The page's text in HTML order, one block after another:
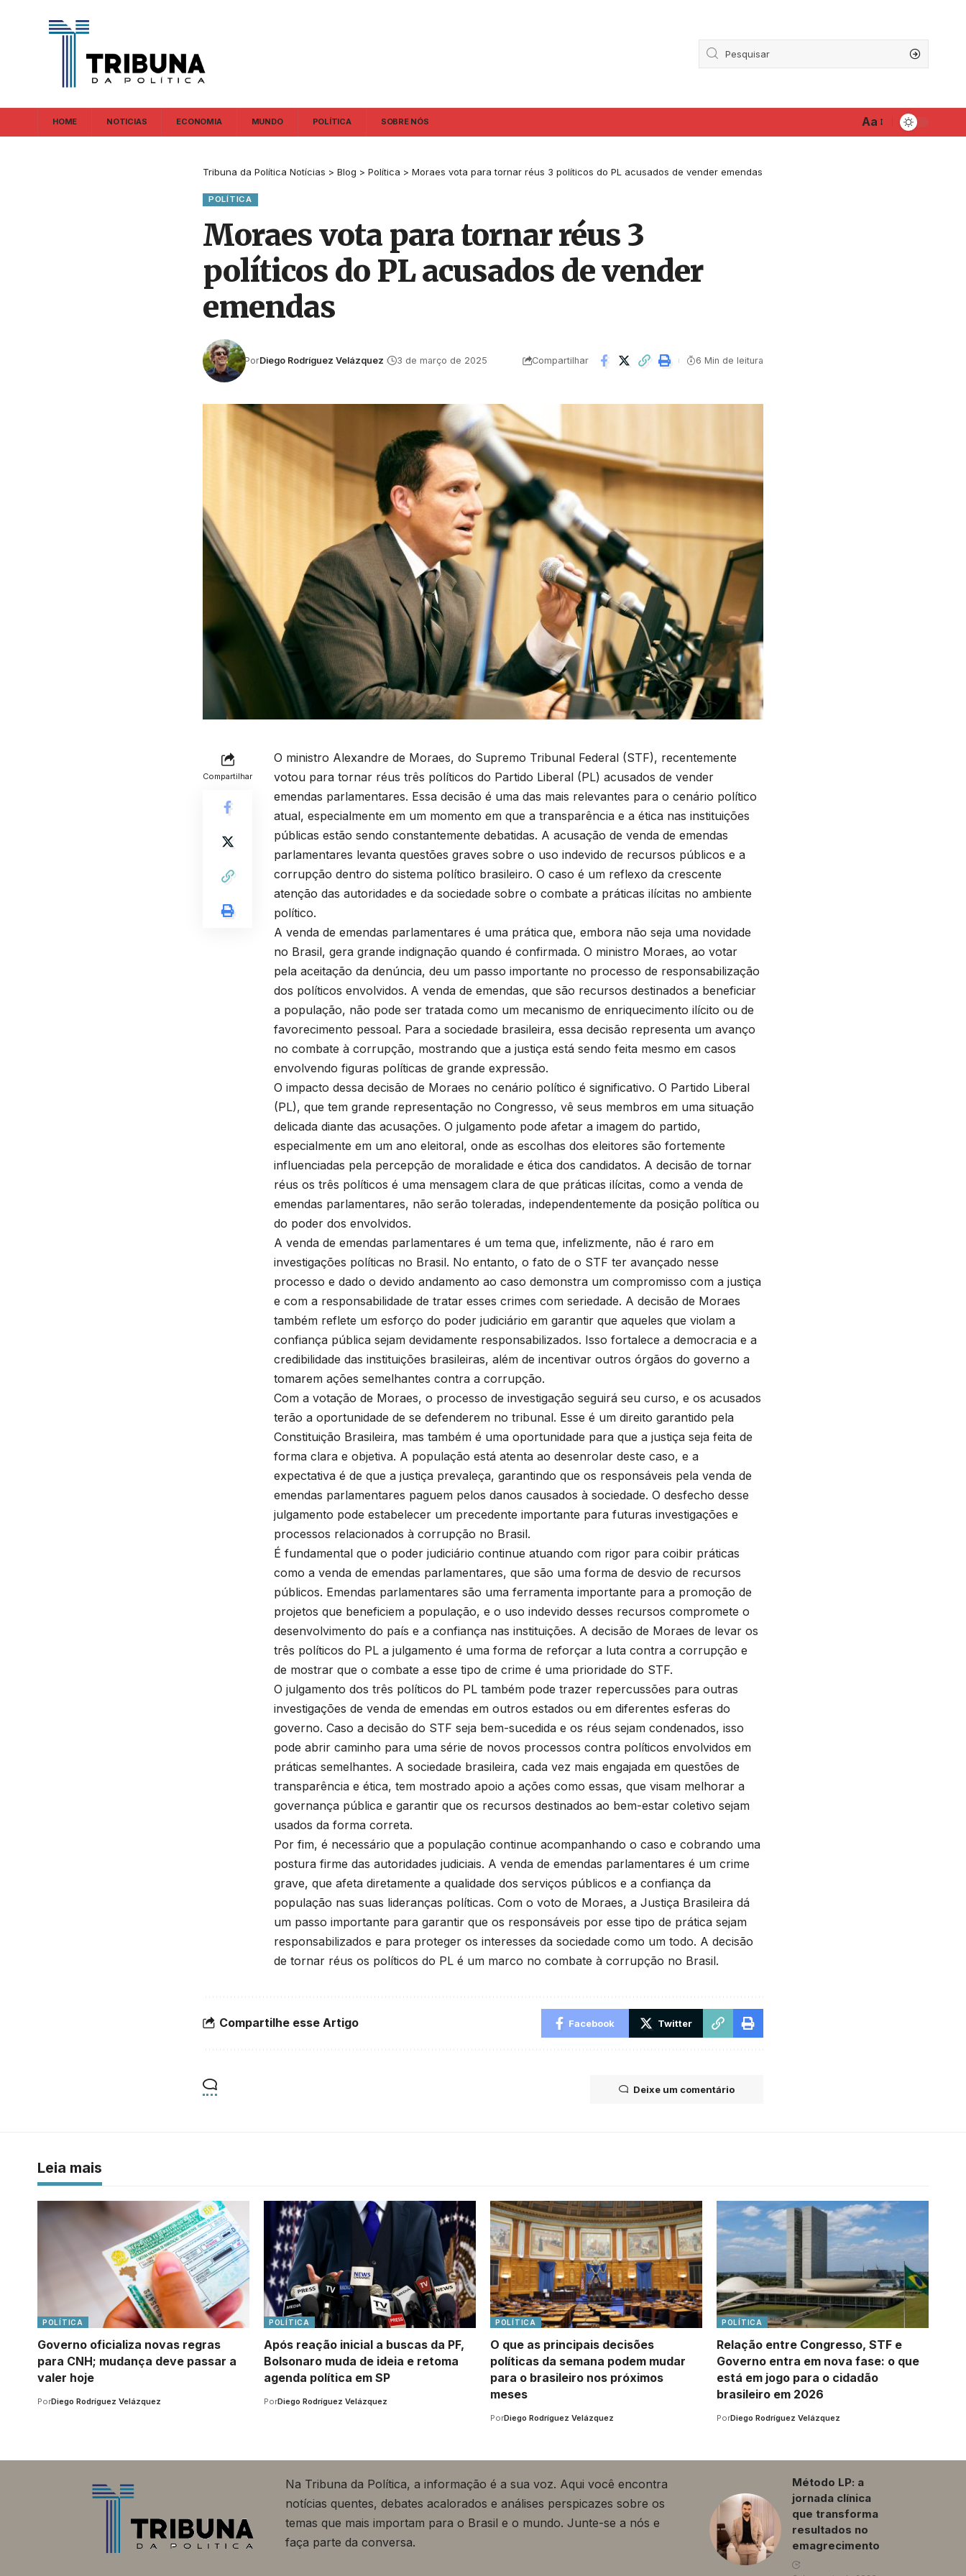
HOME NOTICIAS ECONOMIA MUNDO POLÍTICA SOBRE NÓS Aa
Tribuna da Política Notícias > Blog > Política > Moraes vota para tornar réus 3 políticos do PL acusados de vender emendas
POLÍTICA
Moraes vota para tornar réus 3
políticos do PL acusados de vender
emendas
PorDiego Rodríguez Velázquez 3 de março de 2025 Compartilhar 6 Min de leitura
Compartilhar
O ministro Alexandre de Moraes, do Supremo Tribunal Federal (STF), recentemente
votou para tornar réus três políticos do Partido Liberal (PL) acusados de vender
emendas parlamentares. Essa decisão é uma das mais relevantes para o cenário político
atual, especialmente em um momento em que a transparência e a ética nas instituições
públicas estão sendo constantemente debatidas. A acusação de venda de emendas
parlamentares levanta questões graves sobre o uso indevido de recursos públicos e a
corrupção dentro do sistema político brasileiro. O caso é um reflexo da crescente
atenção das autoridades e da sociedade sobre o combate a práticas ilícitas no ambiente
político.
A venda de emendas parlamentares é uma prática que, embora não seja uma novidade
no Brasil, gera grande indignação quando é confirmada. O ministro Moraes, ao votar
pela aceitação da denúncia, deu um passo importante no processo de responsabilização
dos políticos envolvidos. A venda de emendas, que são recursos destinados a beneficiar
a população, não pode ser tratada como um mecanismo de enriquecimento ilícito ou de
favorecimento pessoal. Para a sociedade brasileira, essa decisão representa um avanço
no combate à corrupção, mostrando que a justiça está sendo feita mesmo em casos
envolvendo figuras políticas de grande expressão.
O impacto dessa decisão de Moraes no cenário político é significativo. O Partido Liberal
(PL), que tem grande representação no Congresso, vê seus membros em uma situação
delicada diante das acusações. O julgamento pode afetar a imagem do partido,
especialmente em um ano eleitoral, onde as escolhas dos eleitores são fortemente
influenciadas pela percepção de moralidade e ética dos candidatos. A decisão de tornar
réus os três políticos é uma mensagem clara de que práticas ilícitas, como a venda de
emendas parlamentares, não serão toleradas, independentemente da posição política ou
do poder dos envolvidos.
A venda de emendas parlamentares é um tema que, infelizmente, não é raro em
investigações políticas no Brasil. No entanto, o fato de o STF ter avançado nesse
processo e dado o devido andamento ao caso demonstra um compromisso com a justiça
e com a responsabilidade de tratar esses crimes com seriedade. A decisão de Moraes
também reflete um esforço do poder judiciário em garantir que aqueles que violam a
confiança pública sejam devidamente responsabilizados. Isso fortalece a democracia e a
credibilidade das instituições brasileiras, além de incentivar outros órgãos do governo a
tomarem ações semelhantes contra a corrupção.
Com a votação de Moraes, o processo de investigação seguirá seu curso, e os acusados
terão a oportunidade de se defenderem no tribunal. Esse é um direito garantido pela
Constituição Brasileira, mas também é uma oportunidade para que a justiça seja feita de
forma clara e objetiva. A população está atenta ao desenrolar deste caso, e a
expectativa é de que a justiça prevaleça, garantindo que os responsáveis pela venda de
emendas parlamentares paguem pelos danos causados à sociedade. O desfecho desse
julgamento pode estabelecer um precedente importante para futuras investigações e
processos relacionados à corrupção no Brasil.
É fundamental que o poder judiciário continue atuando com rigor para coibir práticas
como a venda de emendas parlamentares, que são uma forma de desvio de recursos
públicos. Emendas parlamentares são uma ferramenta importante para a promoção de
projetos que beneficiem a população, e o uso indevido desses recursos compromete o
desenvolvimento do país e a confiança nas instituições. A decisão de Moraes de levar os
três políticos do PL a julgamento é uma forma de reforçar a luta contra a corrupção e
de mostrar que o combate a esse tipo de crime é uma prioridade do STF.
O julgamento dos três políticos do PL também pode trazer repercussões para outras
investigações de venda de emendas em outros estados ou em diferentes esferas do
governo. Caso a decisão do STF seja bem-sucedida e os réus sejam condenados, isso
pode abrir caminho para uma série de novos processos contra políticos envolvidos em
práticas semelhantes. A sociedade brasileira, cada vez mais engajada em questões de
transparência e ética, tem mostrado apoio a ações como essas, que visam melhorar a
governança pública e garantir que os recursos destinados ao bem-estar coletivo sejam
usados da forma correta.
Por fim, é necessário que a população continue acompanhando o caso e cobrando uma
postura firme das autoridades judiciais. A venda de emendas parlamentares é um crime
grave, que afeta diretamente a qualidade dos serviços públicos e a confiança da
população nas suas lideranças políticas. Com o voto de Moraes, a Justiça Brasileira dá
um passo importante para garantir que os responsáveis por esse tipo de prática sejam
responsabilizados e para proteger os interesses da sociedade como um todo. A decisão
de tornar réus os políticos do PL é um marco no combate à corrupção no Brasil.
Compartilhe esse Artigo Facebook Twitter
Deixe um comentário
Leia mais
POLÍTICA
Governo oficializa novas regras
para CNH; mudança deve passar a
valer hoje
PorDiego Rodríguez Velázquez
POLÍTICA
Após reação inicial a buscas da PF,
Bolsonaro muda de ideia e retoma
agenda política em SP
PorDiego Rodríguez Velázquez
POLÍTICA
O que as principais decisões
políticas da semana podem mudar
para o brasileiro nos próximos
meses
PorDiego Rodríguez Velázquez
POLÍTICA
Relação entre Congresso, STF e
Governo entra em nova fase: o que
está em jogo para o cidadão
brasileiro em 2026
PorDiego Rodríguez Velázquez
Na Tribuna da Política, a informação é a sua voz. Aqui você encontra
notícias quentes, debates acalorados e análises perspicazes sobre os
temas que mais importam para o Brasil e o mundo. Junte-se a nós e
faça parte da conversa.
Método LP: a
jornada clínica
que transforma
resultados no
emagrecimento